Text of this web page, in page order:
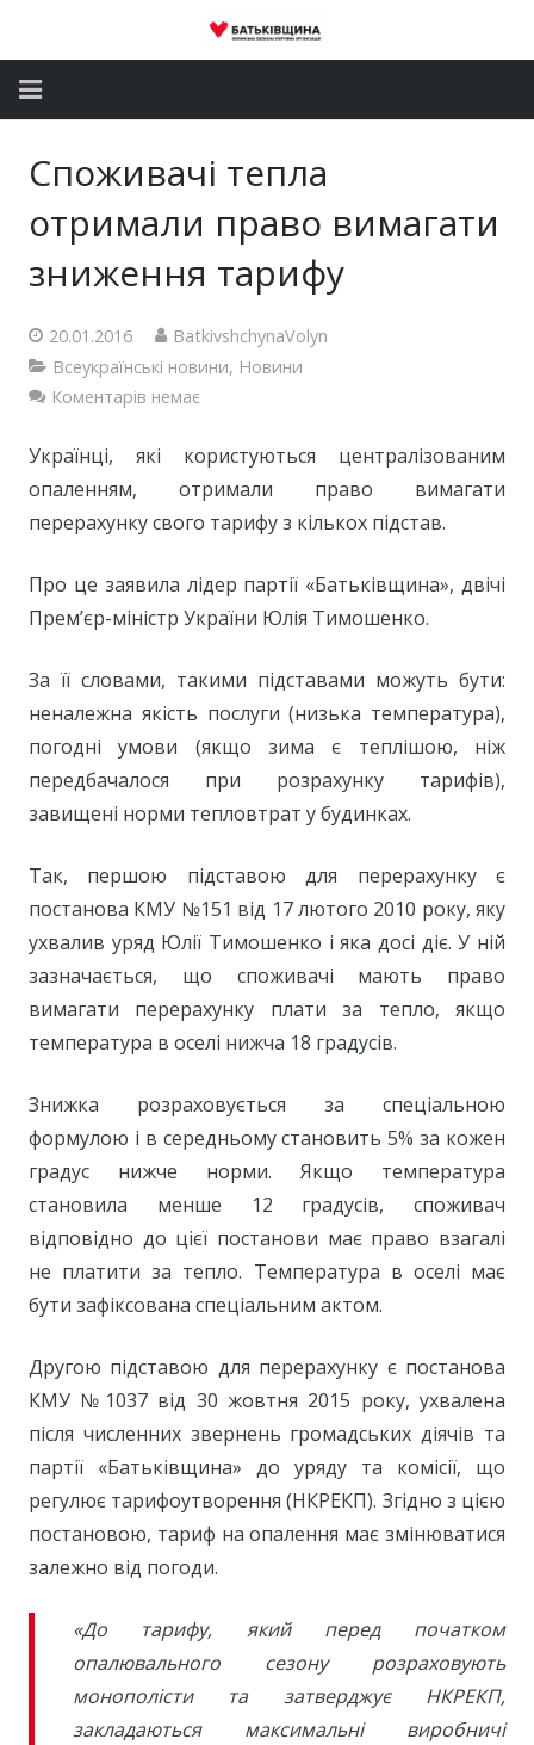
Громадські приймальні
Споживачі тепла
отримали право вимагати
зниження тарифу
20.01.2016
BatkivshchynaVolyn
Всеукраїнські новини, Новини
Коментарів немає
Українці, які користуються централізованим
опаленням, отримали право вимагати
перерахунку свого тарифу з кількох підстав.
Про це заявила лідер партії «Батьківщина», двічі
Прем’єр-міністр України Юлія Тимошенко.
За її словами, такими підставами можуть бути:
неналежна якість послуги (низька температура),
погодні умови (якщо зима є теплішою, ніж
передбачалося при розрахунку тарифів),
завищені норми тепловтрат у будинках.
Так, першою підставою для перерахунку є
постанова КМУ №151 від 17 лютого 2010 року, яку
ухвалив уряд Юлії Тимошенко і яка досі діє. У ній
зазначається, що споживачі мають право
вимагати перерахунку плати за тепло, якщо
температура в оселі нижча 18 градусів.
Знижка розраховується за спеціальною
формулою і в середньому становить 5% за кожен
градус нижче норми. Якщо температура
становила менше 12 градусів, споживач
відповідно до цієї постанови має право взагалі
не платити за тепло. Температура в оселі має
бути зафіксована спеціальним актом.
Другою підставою для перерахунку є постанова
КМУ №1037 від 30 жовтня 2015 року, ухвалена
після численних звернень громадських діячів та
партії «Батьківщина» до уряду та комісії, що
регулює тарифоутворення (НКРЕКП). Згідно з цією
постановою, тариф на опалення має змінюватися
залежно від погоди.
«До тарифу, який перед початком
опалювального сезону розраховують
монополісти та затверджує НКРЕКП,
закладаються максимальні виробничі